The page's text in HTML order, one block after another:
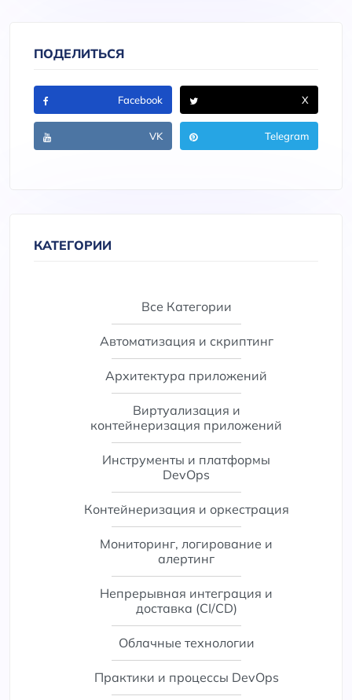
ПОДЕЛИТЬСЯ
Facebook X
VK Telegram
КАТЕГОРИИ
Все Категории
Автоматизация и скриптинг
Архитектура приложений
Виртуализация и
контейнеризация приложений
Инструменты и платформы
DevOps
Контейнеризация и оркестрация
Мониторинг, логирование и
алертинг
Непрерывная интеграция и
доставка (CI/CD)
Облачные технологии
Практики и процессы DevOps